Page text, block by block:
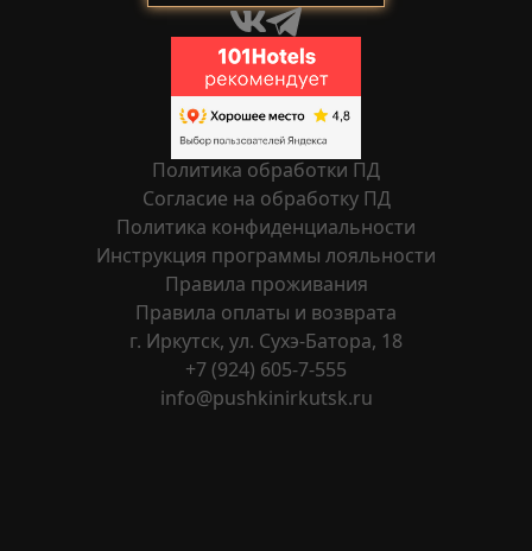
Политика обработки ПД
Согласие на обработку ПД
Политика конфиденциальности
Инструкция программы лояльности
Правила проживания
Правила оплаты и возврата
г. Иркутск, ул. Сухэ-Батора, 18
+7 (924) 605-7-555
info@pushkinirkutsk.ru